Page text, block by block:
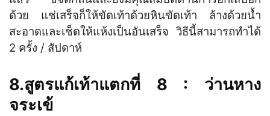
ด้วย แช่เสร็จก็ให้ขัดเท้าด้วยหินขัดเท้า ล้างด้วยน้ำ
สะอาดและเช็ดให้แห้งเป็นอันเสร็จ วิธีนี้สามารถทำได้
2 ครั้ง / สัปดาห์
8.สูตรแก้เท้าแตกที่ 8 : ว่านหาง
จระเข้